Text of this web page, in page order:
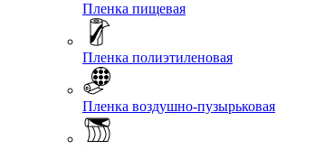
Пленка пищевая
Пленка полиэтиленовая
Пленка воздушно-пузырьковая